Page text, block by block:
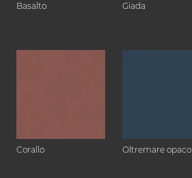
Basalto Giada
Corallo Oltremare opaco